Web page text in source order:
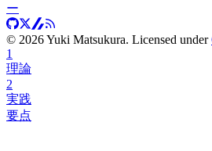
ー
© 2026Yuki Matsukura. Licensed under
1
理論
2
実践
要点